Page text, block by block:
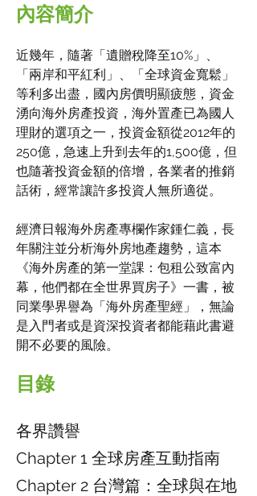
內容簡介
近幾年，隨著「遺贈稅降至10%」、
「兩岸和平紅利」、「全球資金寬鬆」
等利多出盡，國內房價明顯疲態，資金
湧向海外房產投資，海外置產已為國人
理財的選項之一，投資金額從2012年的
250億，急速上升到去年的1,500億，但
也隨著投資金額的倍增，各業者的推銷
話術，經常讓許多投資人無所適從。
經濟日報海外房產專欄作家鍾仁義，長
年關注並分析海外房地產趨勢，這本
《海外房產的第一堂課：包租公致富內
幕，他們都在全世界買房子》一書，被
同業學界譽為「海外房產聖經」，無論
是入門者或是資深投資者都能藉此書避
開不必要的風險。
目錄
各界讚譽
Chapter 1 全球房產互動指南
Chapter 2 台灣篇：全球與在地